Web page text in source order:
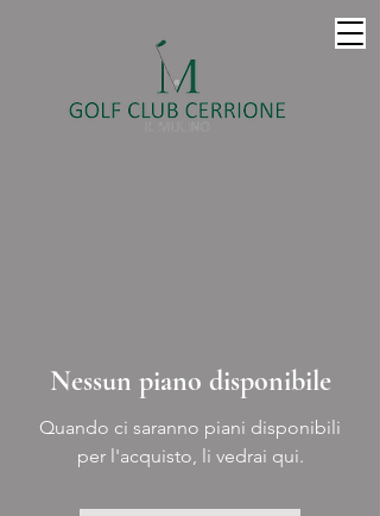
Nessun piano disponibile
Quando ci saranno piani disponibili
per l'acquisto, li vedrai qui.